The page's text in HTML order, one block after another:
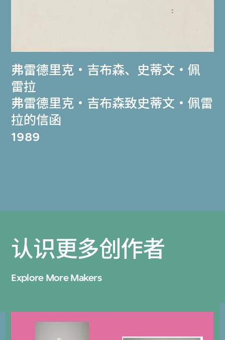
弗雷德里克‧吉布森、 史蒂文‧佩
雷拉
弗雷德里克‧吉布森致史蒂文‧佩雷
拉的信函
1989
认识更多创作者
Explore More Makers